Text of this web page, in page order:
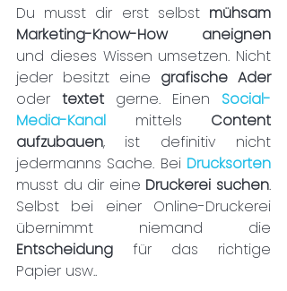
Du musst dir erst selbst mühsam
Marketing-Know-How aneignen
und dieses Wissen umsetzen. Nicht
jeder besitzt eine grafische Ader
oder textet gerne. Einen Social-
Media-Kanal mittels Content
aufzubauen, ist definitiv nicht
jedermanns Sache. Bei
musst du dir eine Druckerei suchen.
Selbst bei einer Online-Druckerei
Entscheidung für das richtige
Papier usw..